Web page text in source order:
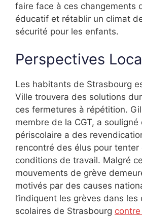
faire face à ces changements
éducatif et rétablir un climat
sécurité pour les enfants.
Perspectives
Les habitants de Strasbourg
Ville trouvera des solutions
ces fermetures à répétition.
membre de la CGT, a souligné
périscolaire a des
rencontré des élus pour tenter
conditions de travail. Malgré
mouvements de grève
motivés par des causes
l’indiquent les grèves dans les
scolaires de Strasbourg